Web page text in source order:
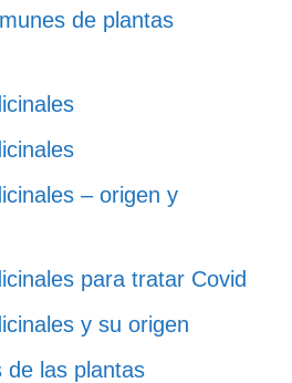
de plantas
– origen y
para tratar Covid
y su origen
de las plantas